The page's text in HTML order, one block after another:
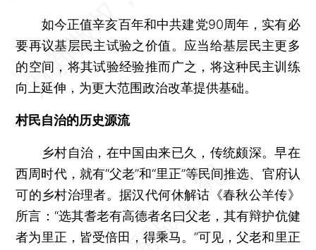
如今正值辛亥百年和中共建党90周年，实有必
要再议基层民主试验之价值。应当给基层民主更多
的空间，将其试验经验推而广之，将这种民主训练
向上延伸，为更大范围政治改革提供基础。
村民自治的历史源流
乡村自治，在中国由来已久，传统颇深。早在
西周时代，就有“父老”和“里正”等民间推选、官府认
可的乡村治理者。据汉代何休解诂《春秋公羊传》
所言：“选其耆老有高德者名曰父老，其有辩护伉健
者为里正，皆受倍田，得乘马。”可见，父老和里正